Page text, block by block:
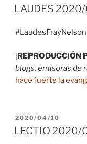
EL
LAUDES
[REPRODUCCIÓN
blogs, emisoras de
hace fuerte la
PUBLICADO
EL
2020/04/10
LECTIO 2020/